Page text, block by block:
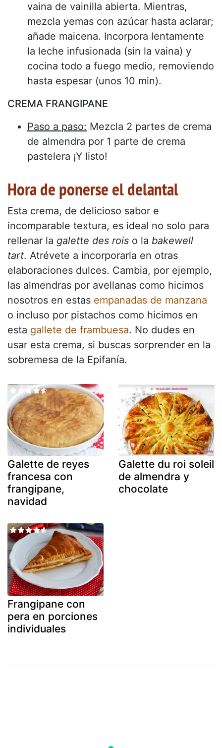
vaina de vainilla abierta. Mientras,
mezcla yemas con azúcar hasta aclarar;
añade maicena. Incorpora lentamente
la leche infusionada (sin la vaina) y
cocina todo a fuego medio, removiendo
hasta espesar (unos 10 min).
CREMA FRANGIPANE
Paso a paso: Mezcla 2 partes de crema
de almendra por 1 parte de crema
pastelera ¡Y listo!
Hora de ponerse el delantal
Esta crema, de delicioso sabor e
incomparable textura, es ideal no solo para
rellenar la galette des rois o la bakewell
tart. Atrévete a incorporarla en otras
elaboraciones dulces. Cambia, por ejemplo,
las almendras por avellanas como hicimos
nosotros en estas empanadas de manzana
o incluso por pistachos como hicimos en
esta gallete de frambuesa. No dudes en
usar esta crema, si buscas sorprender en la
sobremesa de la Epifanía.
Galette de reyes
francesa con
frangipane,
navidad
Galette du roi soleil
de almendra y
chocolate
Frangipane con
pera en porciones
individuales